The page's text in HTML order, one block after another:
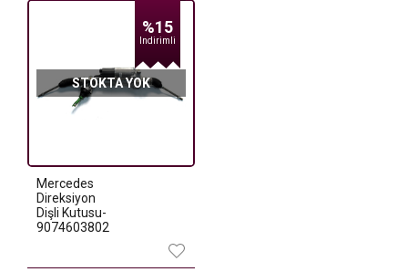
%15
Indirimli
STOKTA YOK
Mercedes
Direksiyon
Dişli Kutusu-
9074603802